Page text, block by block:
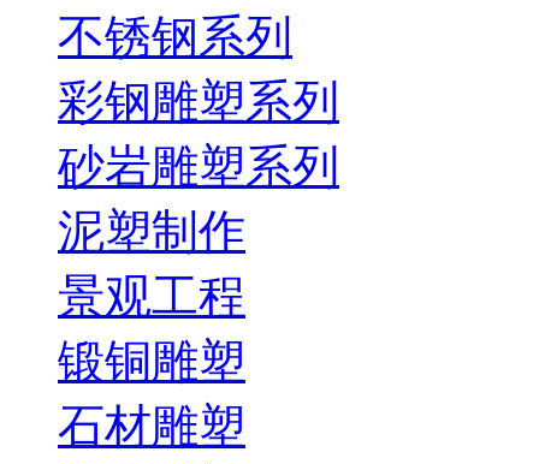
不锈钢系列
彩钢雕塑系列
砂岩雕塑系列
泥塑制作
景观工程
锻铜雕塑
石材雕塑